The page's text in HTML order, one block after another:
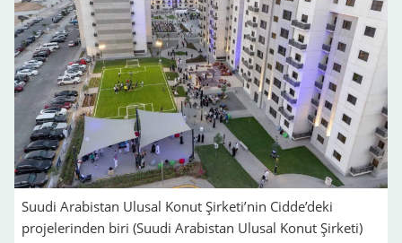
Suudi Arabistan Ulusal Konut Şirketi’nin Cidde’deki
projelerinden biri (Suudi Arabistan Ulusal Konut Şirketi)